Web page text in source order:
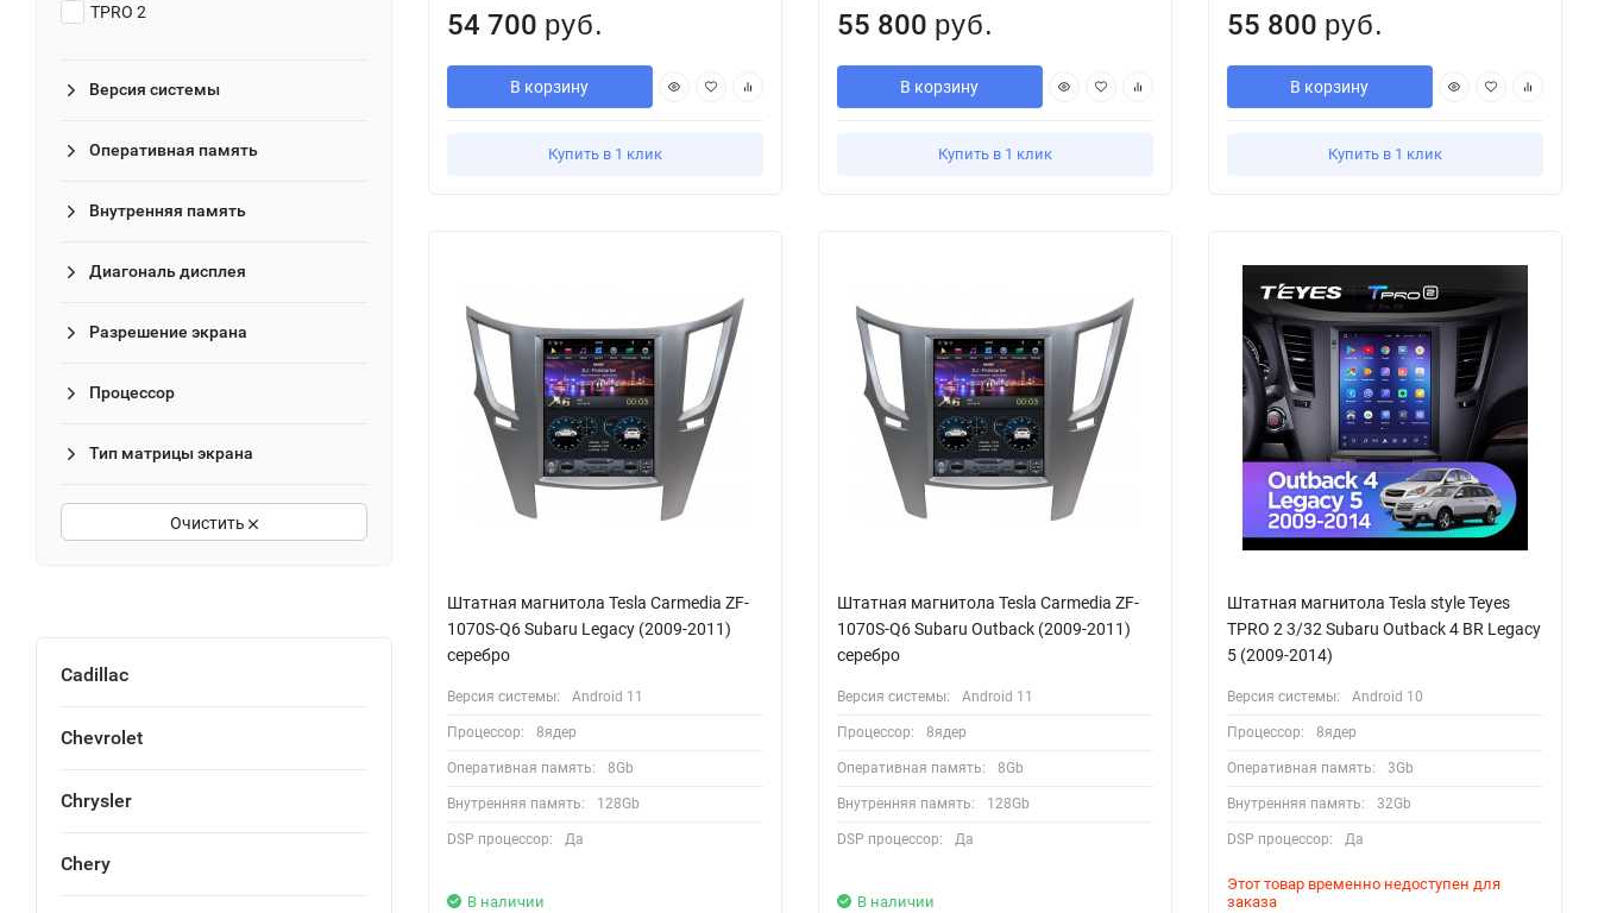
TPRO 2
Версия системы
Оперативная память
Внутренняя память
Диагональ дисплея
Разрешение экрана
Процессор
Тип матрицы экрана
Очистить
Cadillac
Chevrolet
Chrysler
Chery
54 700 руб.
В корзину
Купить в 1 клик
55 800 руб.
В корзину
Купить в 1 клик
55 800 руб.
В корзину
Купить в 1 клик
Штатная магнитола Tesla Carmedia ZF-
1070S-Q6 Subaru Legacy (2009-2011)
серебро
Версия системы: Android 11
Процессор: 8ядер
Оперативная память: 8Gb
Внутренняя память: 128Gb
DSP процессор: Да
В наличии
Штатная магнитола Tesla Carmedia ZF-
1070S-Q6 Subaru Outback (2009-2011)
серебро
Версия системы: Android 11
Процессор: 8ядер
Оперативная память: 8Gb
Внутренняя память: 128Gb
DSP процессор: Да
В наличии
Штатная магнитола Tesla style Teyes
TPRO 2 3/32 Subaru Outback 4 BR Legacy
5 (2009-2014)
Версия системы: Android 10
Процессор: 8ядер
Оперативная память: 3Gb
Внутренняя память: 32Gb
DSP процессор: Да
Этот товар временно недоступен для
заказа